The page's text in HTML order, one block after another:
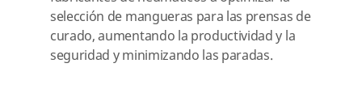
selección de mangueras para las prensas de
curado, aumentando la productividad y la
seguridad y minimizando las paradas.